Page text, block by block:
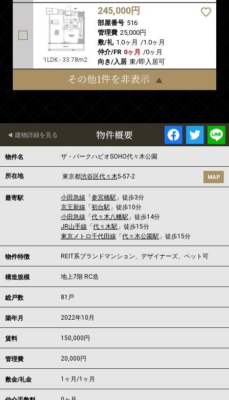
1LDK - 33.78m2
245,000円
部屋番号 516
管理費 25,000円
敷/礼 1.0ヶ月 /1.0ヶ月
仲介/FR 0ヶ月 /0ヶ月
向き/入居 東/即入居可
その他1件を非表示
物件概要
建物詳細を見る
物件名 ザ・パークハビオSOHO代々木公園
所在地 東京都渋谷区代々木5-57-2 MAP
最寄駅 小田急線 「参宮橋駅 」徒歩3分
京王新線 「初台駅 」徒歩10分
小田急線 「代々木八幡駅 」徒歩14分
JR山手線 「代々木駅 」徒歩15分
東京メトロ千代田線 「代々木公園駅 」徒歩15分
物件特徴 REIT系ブランドマンション、デザイナーズ、ペット可
構造規模 地上7階 RC造
総戸数 81戸
築年月 2022年10月
賃料 150,000 円
管理費 20,000円
敷金/礼金 1ヶ月/1ヶ月